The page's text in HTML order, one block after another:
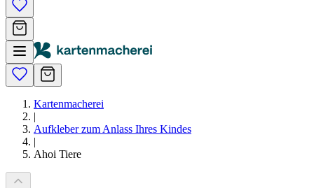
Kartenmacherei
|
Aufkleber zum Anlass Ihres Kindes
|
Ahoi Tiere